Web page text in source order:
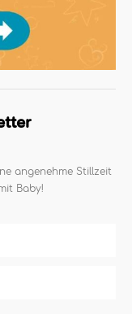
angenehme Stillzeit
Baby!